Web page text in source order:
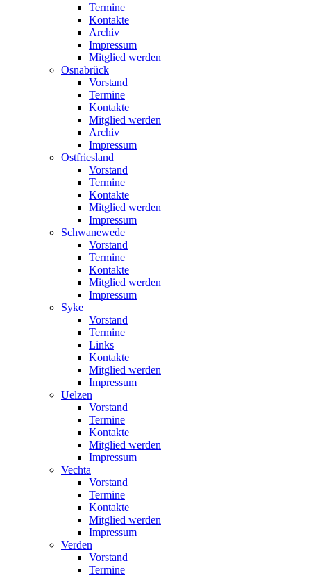
Termine
Kontakte
Archiv
Impressum
Mitglied werden
Osnabrück
Vorstand
Termine
Kontakte
Mitglied werden
Archiv
Impressum
Ostfriesland
Vorstand
Termine
Kontakte
Mitglied werden
Impressum
Schwanewede
Vorstand
Termine
Kontakte
Mitglied werden
Impressum
Syke
Vorstand
Termine
Links
Kontakte
Mitglied werden
Impressum
Uelzen
Vorstand
Termine
Kontakte
Mitglied werden
Impressum
Vechta
Vorstand
Termine
Kontakte
Mitglied werden
Impressum
Verden
Vorstand
Termine